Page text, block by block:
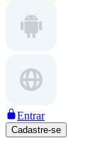
Entrar
Cadastre-se